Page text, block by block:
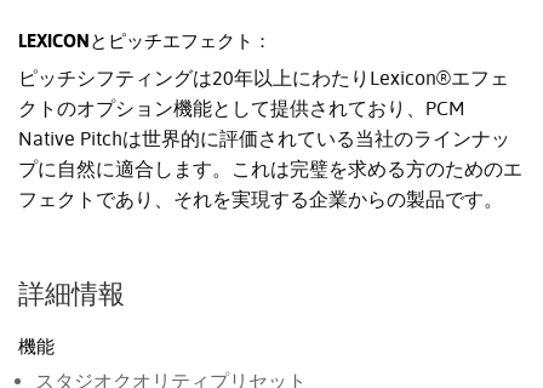
LEXICONとピッチエフェクト：
ピッチシフティングは20年以上にわたりLexicon®エフェ
クトのオプション機能として提供されており、PCM
Native Pitchは世界的に評価されている当社のラインナッ
プに自然に適合します。これは完璧を求める方のためのエ
フェクトであり、それを実現する企業からの製品です。
詳細情報
機能
スタジオクオリティプリセット